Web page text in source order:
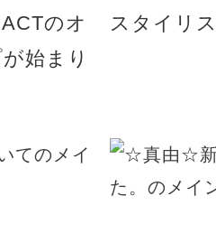
のオ
始まり
スタイリ